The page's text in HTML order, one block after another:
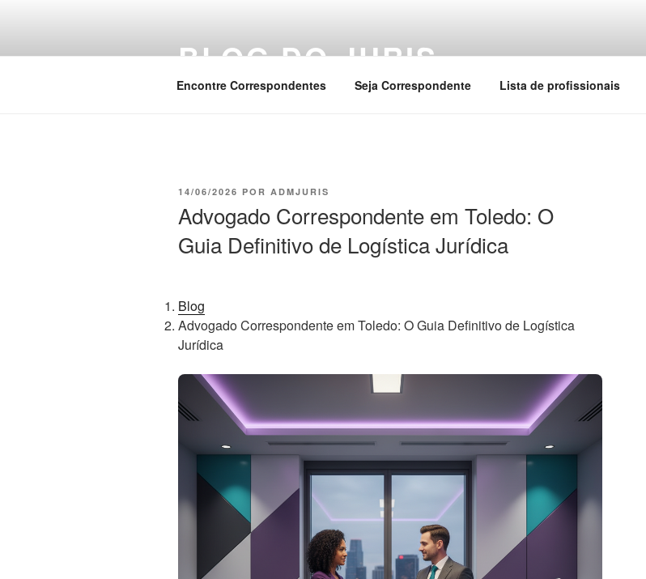
BLOG DO JURIS
Encontre Correspondentes Seja Correspondente Lista de profissionais
PUBLICADO
14/06/2026 POR ADMJURIS
Advogado Correspondente em Toledo: O
Guia Definitivo de Logística Jurídica
Blog
Advogado Correspondente em Toledo: O Guia Definitivo de Logística
Jurídica